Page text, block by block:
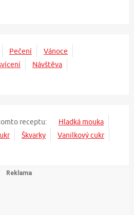
Pečení
Vánoce
Návštěva
receptu:
Hladká mouka
Škvarky
Vanilkový cukr